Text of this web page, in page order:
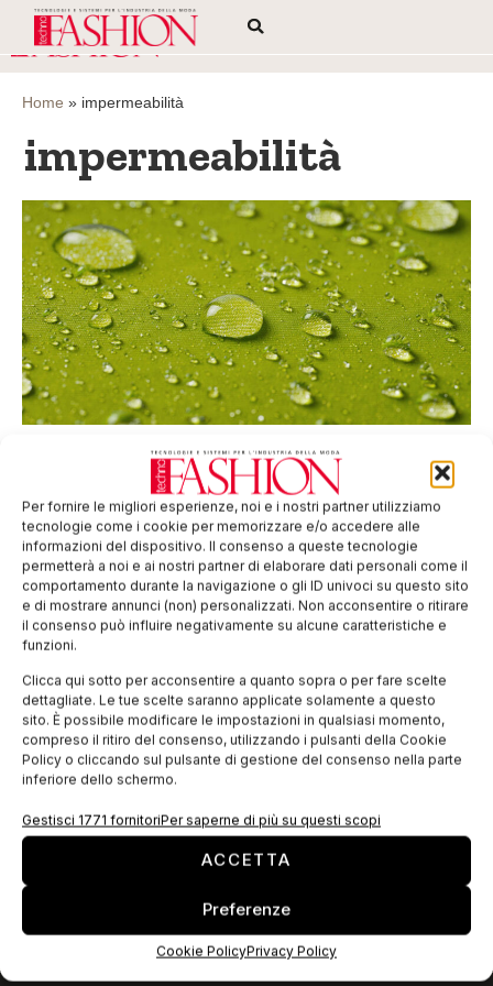
Per fornire le migliori esperienze, noi e i nostri partner utilizziamo
tecnologie come i cookie per memorizzare e/o accedere alle
informazioni del dispositivo. Il consenso a queste tecnologie
permetterà a noi e ai nostri partner di elaborare dati personali come il
comportamento durante la navigazione o gli ID univoci su questo sito
e di mostrare annunci (non) personalizzati. Non acconsentire o ritirare
il consenso può influire negativamente su alcune caratteristiche e
funzioni.
Clicca qui sotto per acconsentire a quanto sopra o per fare scelte
dettagliate. Le tue scelte saranno applicate solamente a questo
sito. È possibile modificare le impostazioni in qualsiasi momento,
compreso il ritiro del consenso, utilizzando i pulsanti della Cookie
Policy o cliccando sul pulsante di gestione del consenso nella parte
inferiore dello schermo.
Gestisci 1771 fornitoriPer saperne di più su questi scopi
ACCETTA
Preferenze
Cookie PolicyPrivacy Policy
Home » impermeabilità
impermeabilità
Tessuti e capi tecnici: tecnologia e
manutenzione professionale
Un capo tecnico è così definito in quanto è in grado di
garantire prestazioni ad alto contenuto tecnico (per esempio
costruiti con tessuti tecnici per abbigliamento sportivo),
legate principalmente alla protezione
EDICOLA WEB
ISCRIVITI ALLA NEWSLETTER